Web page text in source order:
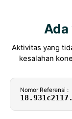
Aktivitas yang
kesalahan
Nomor Referensi :